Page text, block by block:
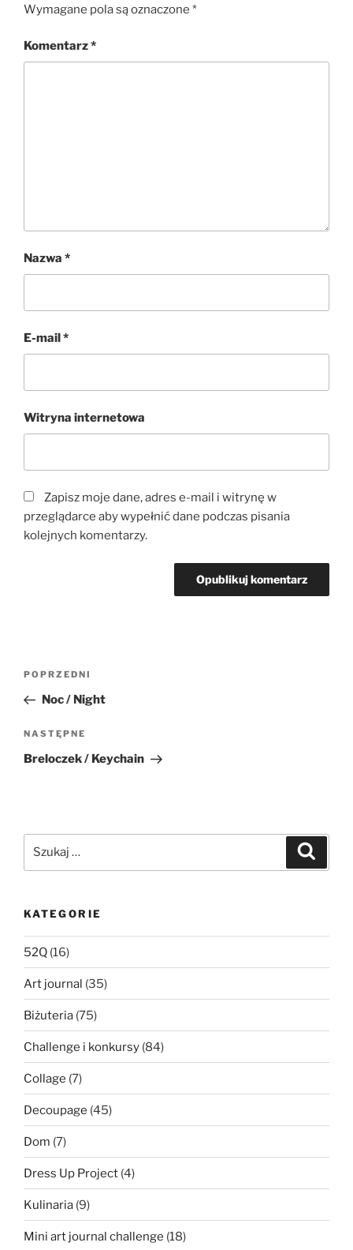
Wymagane pola są oznaczone *
Komentarz*
Nazwa *
E-mail *
Witryna internetowa
Zapisz moje dane, adres e-mail i witrynę w
przeglądarce aby wypełnić dane podczas pisania
kolejnych komentarzy.
Nawigacja
Poprzedni
wpis
POPRZEDNI
Noc / Night
Następny
wpis
NASTĘPNE
Breloczek / Keychain
KATEGORIE
52Q (16)
Art journal (35)
Biżuteria (75)
Challenge i konkursy (84)
Collage (7)
Decoupage (45)
Dom (7)
Dress Up Project (4)
Kulinaria (9)
Mini art journal challenge (18)